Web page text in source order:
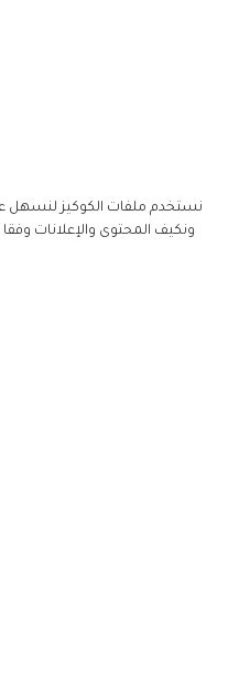
نستخدم ملفات الكوكيز لنسهل
ونكيف المحتوى والإعلانات